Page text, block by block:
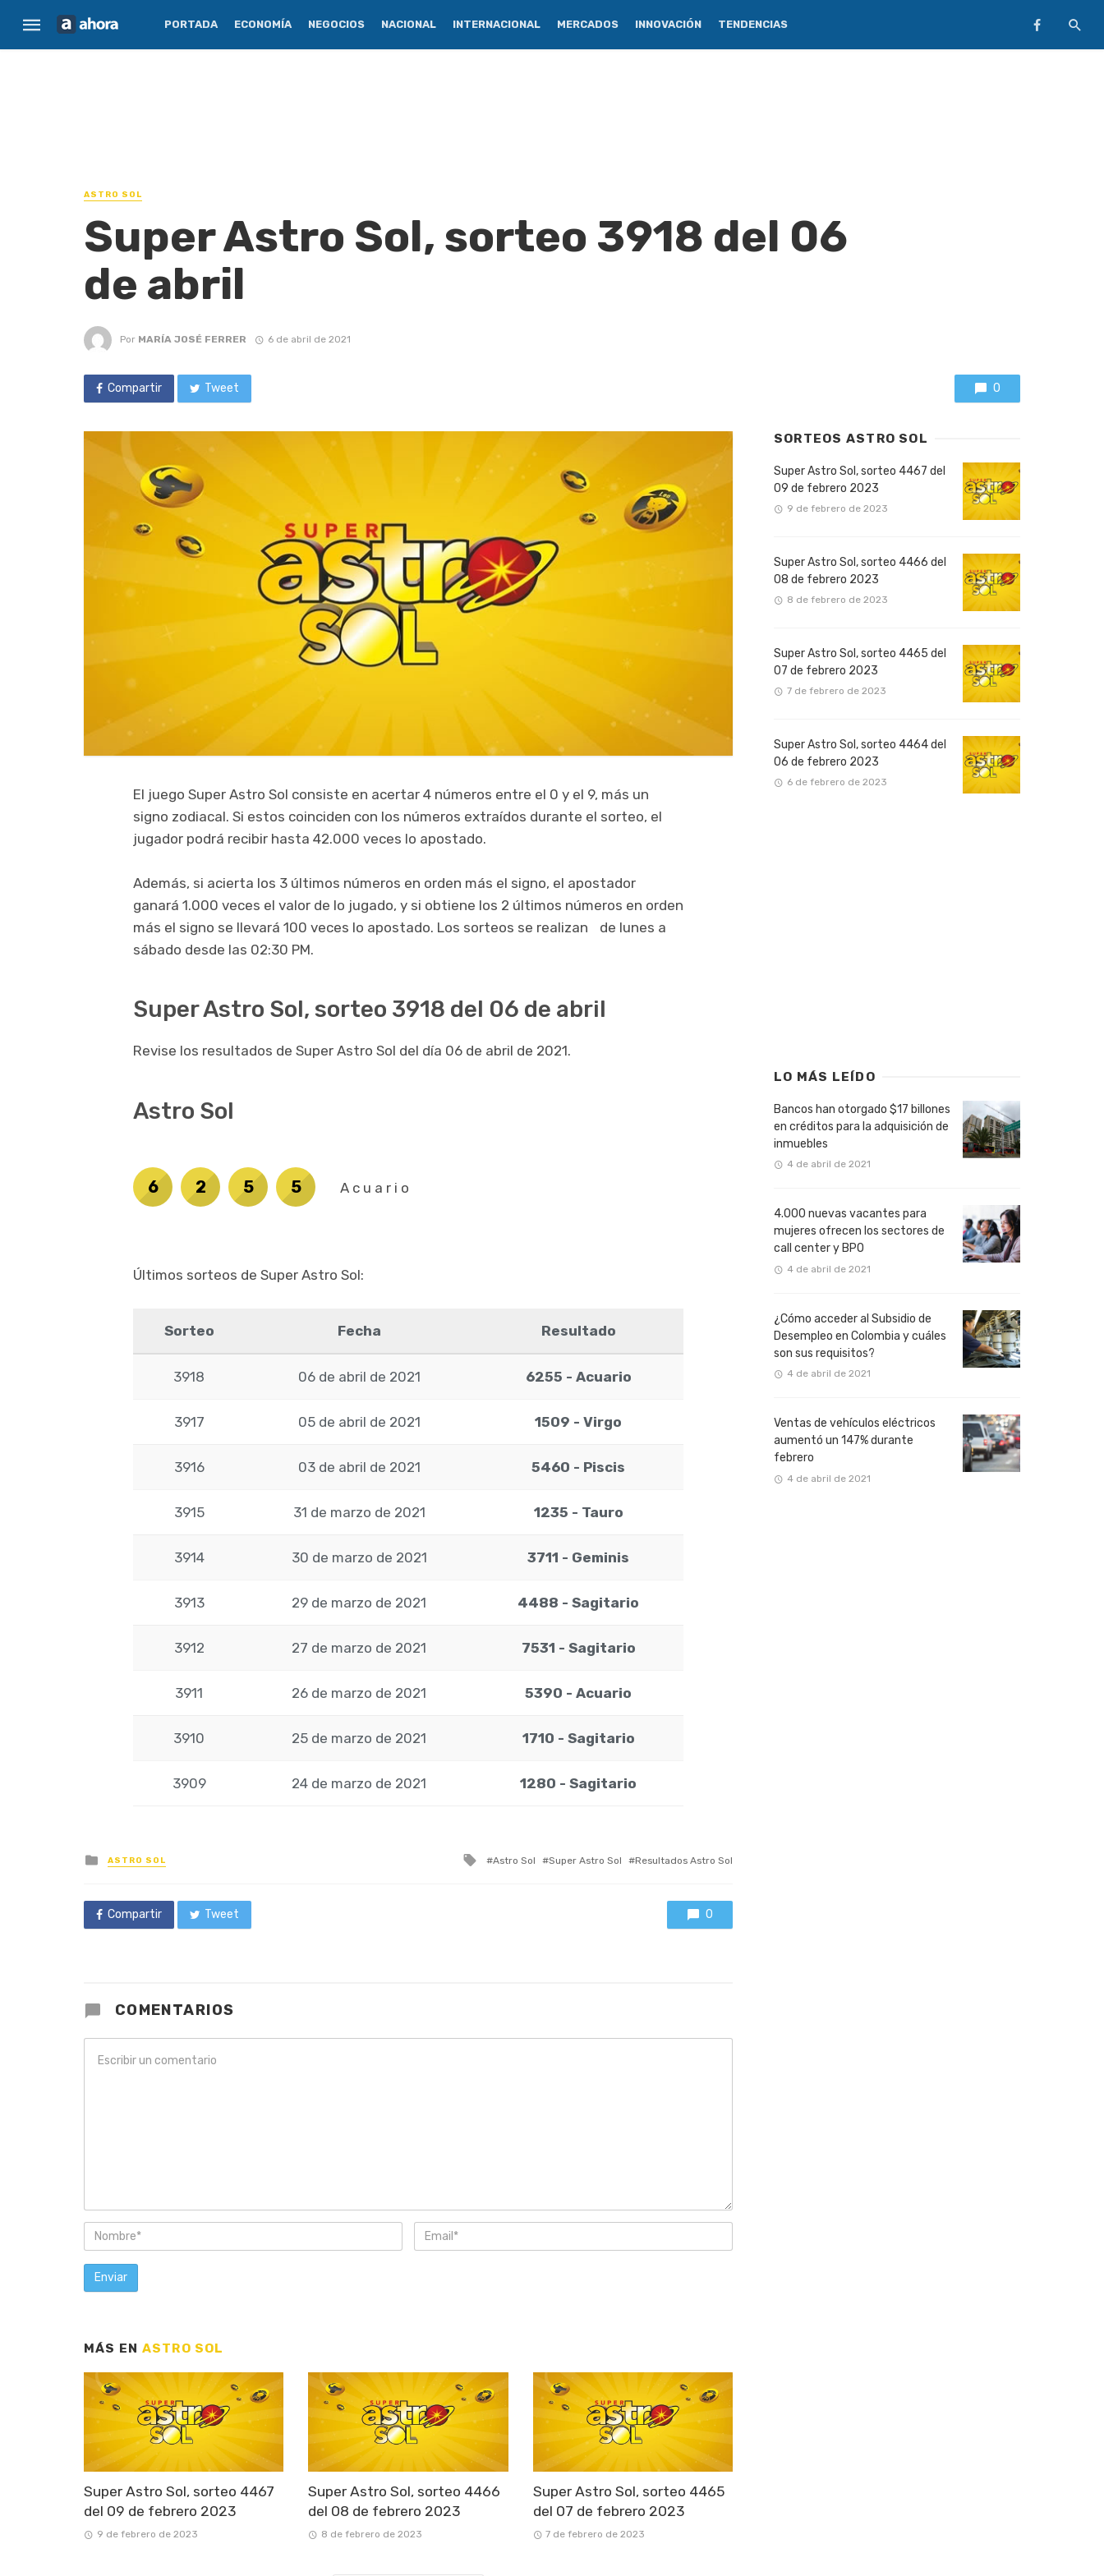
PORTADA ECONOMÍA NEGOCIOS NACIONAL INTERNACIONAL MERCADOS INNOVACIÓN TENDENCIAS
ASTRO SOL
Super Astro Sol, sorteo 3918 del 06
de abril
Por MARÍA JOSÉ FERRER 6 de abril de 2021
Compartir Tweet 0
El juego Super Astro Sol consiste en acertar 4 números entre el 0 y el 9, más un
signo zodiacal. Si estos coinciden con los números extraídos durante el sorteo, el
jugador podrá recibir hasta 42.000 veces lo apostado.
Además, si acierta los 3 últimos números en orden más el signo, el apostador
ganará 1.000 veces el valor de lo jugado, y si obtiene los 2 últimos números en orden
más el signo se llevará 100 veces lo apostado. Los sorteos se realizan de lunes a
sábado desde las 02:30 PM.
Super Astro Sol, sorteo 3918 del 06 de abril
Revise los resultados de Super Astro Sol del día 06 de abril de 2021.
Astro Sol
6 2 5 5 Acuario
Últimos sorteos de Super Astro Sol:
Sorteo Fecha Resultado
3918 06 de abril de 2021 6255 - Acuario
3917 05 de abril de 2021 1509 - Virgo
3916 03 de abril de 2021 5460 - Piscis
3915 31 de marzo de 2021 1235 - Tauro
3914 30 de marzo de 2021 3711 - Geminis
3913 29 de marzo de 2021 4488 - Sagitario
3912 27 de marzo de 2021 7531 - Sagitario
3911 26 de marzo de 2021 5390 - Acuario
3910 25 de marzo de 2021 1710 - Sagitario
3909 24 de marzo de 2021 1280 - Sagitario
Posted
in
ASTRO SOL
Tagged
Astro Sol Super Astro Sol Resultados Astro Sol
Compartir Tweet 0
COMENTARIOS
MÁS EN ASTRO SOL
Super Astro Sol, sorteo 4467
del 09 de febrero 2023
9 de febrero de 2023
Super Astro Sol, sorteo 4466
del 08 de febrero 2023
8 de febrero de 2023
Super Astro Sol, sorteo 4465
del 07 de febrero 2023
7 de febrero de 2023
SORTEOS ASTRO SOL
Super Astro Sol, sorteo 4467 del
09 de febrero 2023
9 de febrero de 2023
Super Astro Sol, sorteo 4466 del
08 de febrero 2023
8 de febrero de 2023
Super Astro Sol, sorteo 4465 del
07 de febrero 2023
7 de febrero de 2023
Super Astro Sol, sorteo 4464 del
06 de febrero 2023
6 de febrero de 2023
LO MÁS LEÍDO
Bancos han otorgado $17 billones
en créditos para la adquisición de
inmuebles
4 de abril de 2021
4.000 nuevas vacantes para
mujeres ofrecen los sectores de
call center y BPO
4 de abril de 2021
¿Cómo acceder al Subsidio de
Desempleo en Colombia y cuáles
son sus requisitos?
4 de abril de 2021
Ventas de vehículos eléctricos
aumentó un 147% durante
febrero
4 de abril de 2021